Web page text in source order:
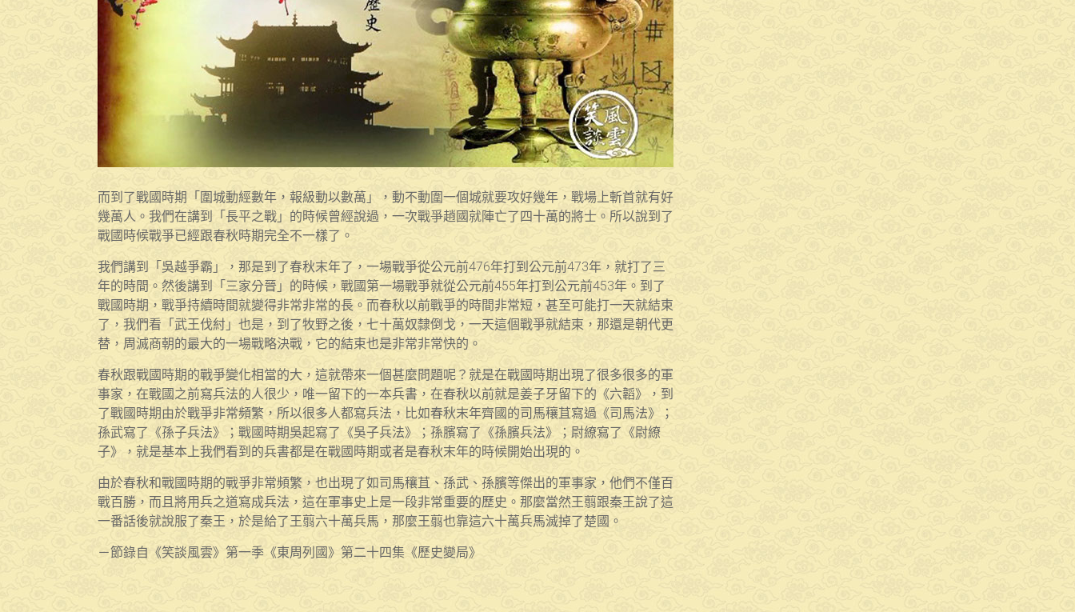
而到了戰國時期「圍城動經數年，報級動以數萬」，動不動圍一個城就要攻好幾年，戰場上斬首就有好
幾萬人。我們在講到「長平之戰」的時候曾經說過，一次戰爭趙國就陣亡了四十萬的將士。所以說到了
戰國時候戰爭已經跟春秋時期完全不一樣了。
我們講到「吳越爭霸」，那是到了春秋末年了，一場戰爭從公元前476年打到公元前473年，就打了三
年的時間。然後講到「三家分晉」的時候，戰國第一場戰爭就從公元前455年打到公元前453年。到了
戰國時期，戰爭持續時間就變得非常非常的長。而春秋以前戰爭的時間非常短，甚至可能打一天就結束
了，我們看「武王伐紂」也是，到了牧野之後，七十萬奴隸倒戈，一天這個戰爭就結束，那還是朝代更
替，周滅商朝的最大的一場戰略決戰，它的結束也是非常非常快的。
春秋跟戰國時期的戰爭變化相當的大，這就帶來一個甚麼問題呢？就是在戰國時期出現了很多很多的軍
事家，在戰國之前寫兵法的人很少，唯一留下的一本兵書，在春秋以前就是姜子牙留下的《六韜》，到
了戰國時期由於戰爭非常頻繁，所以很多人都寫兵法，比如春秋末年齊國的司馬穰苴寫過《司馬法》；
孫武寫了《孫子兵法》；戰國時期吳起寫了《吳子兵法》；孫臏寫了《孫臏兵法》；尉繚寫了《尉繚
子》，就是基本上我們看到的兵書都是在戰國時期或者是春秋末年的時候開始出現的。
由於春秋和戰國時期的戰爭非常頻繁，也出現了如司馬穰苴、孫武、孫臏等傑出的軍事家，他們不僅百
戰百勝，而且將用兵之道寫成兵法，這在軍事史上是一段非常重要的歷史。那麼當然王翦跟秦王說了這
一番話後就說服了秦王，於是給了王翦六十萬兵馬，那麼王翦也靠這六十萬兵馬滅掉了楚國。
－節錄自《笑談風雲》第一季《東周列國》第二十四集《歷史變局》